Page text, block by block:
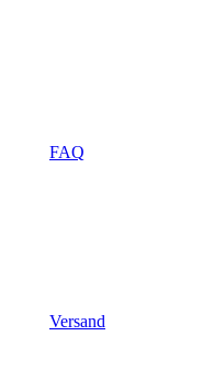
FAQ
Versand